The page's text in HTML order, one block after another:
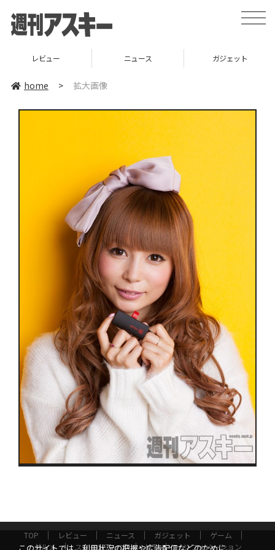
toggle
レビュー ニュース ガジェット
home > 拡大画像
TOP レビュー ニュース ガジェット
ゲーム
グルメ
スタートアップ ICT インフォメーション